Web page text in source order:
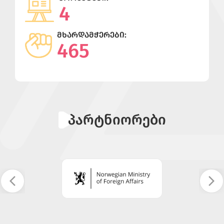
4
ᲛᲮᲐᲠᲓᲐᲛᲭᲔᲠᲔᲑᲘ:
465
პარტნიორები
Previous Next